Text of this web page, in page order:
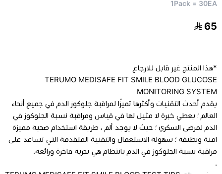
مراتب طبية
اجهزة الضغط
اجهزة المؤشرات الحيوية
السماعات الطبية
1Pack = 30EA
65
*هذا المنتج غير قابل للارجاع
TERUMO MEDISAFE FIT SMILE BLOOD GLUCOSE
MONITORING SYSTEM
يقدم أحدث التقنيات وأكثرها تميزًا لمراقبة جلوكوز الدم في جميع أنحاء
العالم ؛ يعطي خبرة لا مثيل لها في قياس ومراقبة نسبة الجلوكوز في
الدم لمرضى السكري ؛ حيث لا يوجد ألم ، طريقة استخدام صحية مميزة
امنة ونظيفة ؛ سهولة الاستعمال والتقنية المتقدمة التي تساعد على
مراقبة نسبة الجلوكوز في الدم بانتظام هي تجربة فاخرة ورائعه.